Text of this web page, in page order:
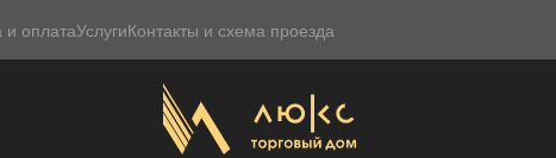
и оплатаУслугиКонтакты и схема проезда